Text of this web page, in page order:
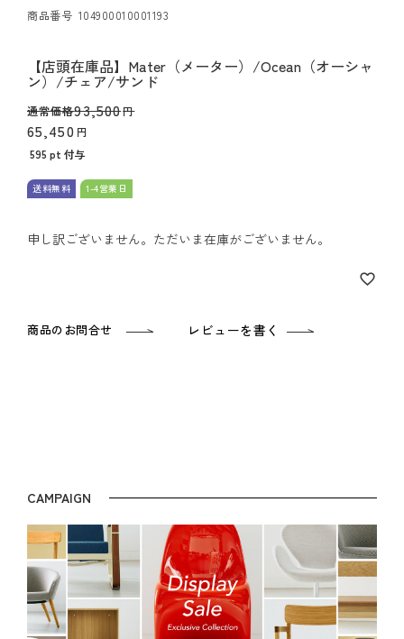
商品番号 104900010001193
【店頭在庫品】Mater（メーター）/Ocean（オーシャ
ン）/チェア/サンド
通常価格93,500
65,450
595 pt 付与
送料無料 1-4営業日
申し訳ございません。ただいま在庫がございません。
商品のお問合せ レビューを書く
CAMPAIGN